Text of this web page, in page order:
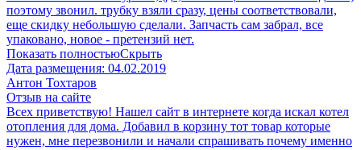
поэтому звонил. трубку взяли сразу, цены соответствовали,
еще скидку небольшую сделали. Запчасть сам забрал, все
упаковано, новое - претензий нет.
Показать полностьюСкрыть
Дата размещения: 04.02.2019
Антон Тохтаров
Отзыв на сайте
Всех приветствую! Нашел сайт в интернете когда искал котел
отопления для дома. Добавил в корзину тот товар которые
нужен, мне перезвонили и начали спрашивать почему именно